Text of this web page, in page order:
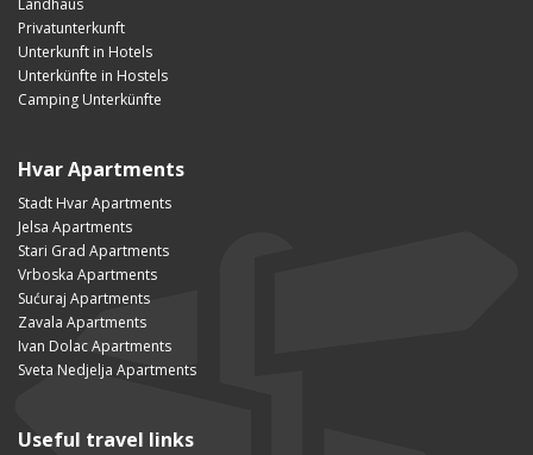
Landhaus
Privatunterkunft
Unterkunft in Hotels
Unterkünfte in Hostels
Camping Unterkünfte
Hvar Apartments
Stadt Hvar Apartments
Jelsa Apartments
Stari Grad Apartments
Vrboska Apartments
Sućuraj Apartments
Zavala Apartments
Ivan Dolac Apartments
Sveta Nedjelja Apartments
Useful travel links